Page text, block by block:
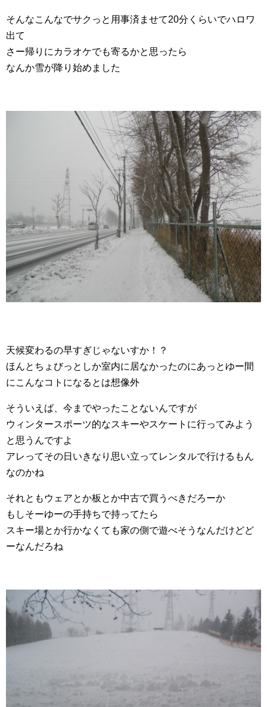
そんなこんなでサクっと用事済ませて20分くらいでハロワ
出て
さー帰りにカラオケでも寄るかと思ったら
なんか雪が降り始めました
天候変わるの早すぎじゃないすか！？
ほんとちょびっとしか室内に居なかったのにあっとゆー間
にこんなコトになるとは想像外
そういえば、今までやったことないんですが
ウィンタースポーツ的なスキーやスケートに行ってみよう
と思うんですよ
アレってその日いきなり思い立ってレンタルで行けるもん
なのかね
それともウェアとか板とか中古で買うべきだろーか
もしそーゆーの手持ちで持ってたら
スキー場とか行かなくても家の側で遊べそうなんだけどど
ーなんだろね